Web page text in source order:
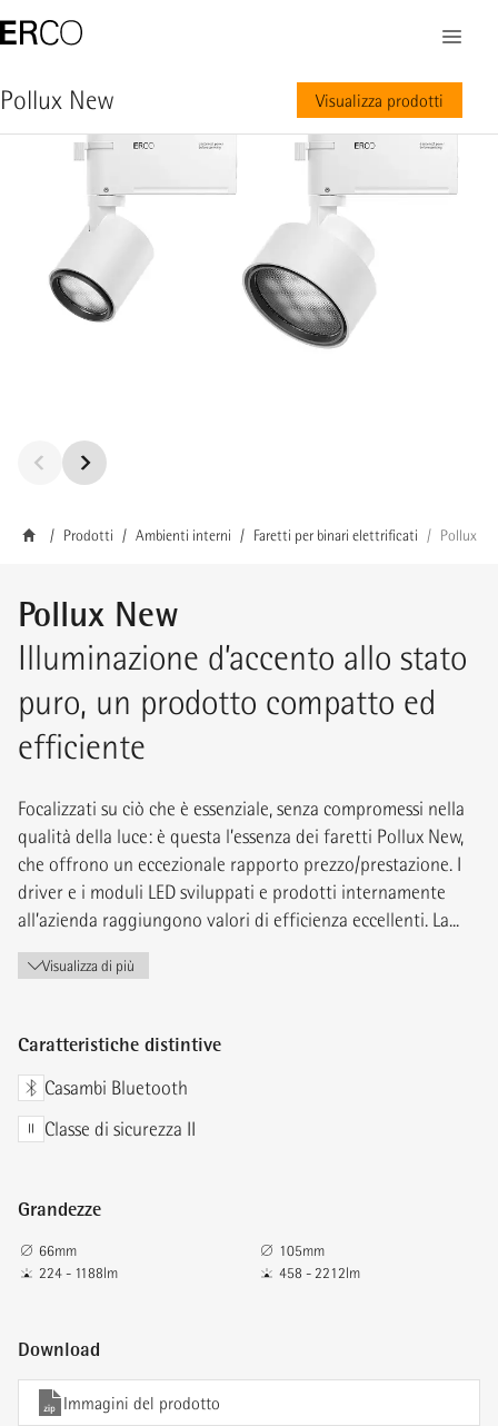
Pollux New Visualizza prodotti
Prodotti Ambienti interni Faretti per binari elettrificati Pollux
Pollux New
Illuminazione d’accento allo stato
puro, un prodotto compatto ed
efficiente
Focalizzati su ciò che è essenziale, senza compromessi nella
qualità della luce: è questa l’essenza dei faretti Pollux New,
che offrono un eccezionale rapporto prezzo/prestazione. I
driver e i moduli LED sviluppati e prodotti internamente
all’azienda raggiungono valori di efficienza eccellenti. La...
Visualizza di più
Caratteristiche distintive
Casambi Bluetooth
Classe di sicurezza II
Grandezze
66mm
224 - 1188lm
105mm
458 - 2212lm
Download
Immagini del prodotto